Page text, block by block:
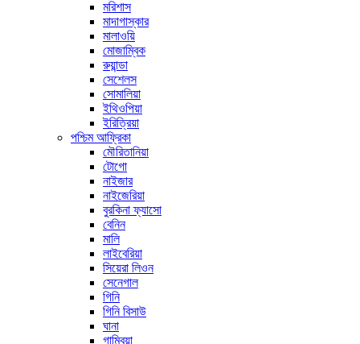
মরিশাস
মাদাগাস্কার
মালাওয়ি
মোজাম্বিক
রুয়ান্ডা
সেশেলস
সোমালিয়া
ইথিওপিয়া
ইরিত্রিয়া
পশ্চিম আফ্রিকা
মৌরিতানিয়া
টোগো
নাইজার
নাইজেরিয়া
বুরকিনা ফ্যাসো
বেনিন
মালি
লাইবেরিয়া
সিয়েরা লিওন
সেনেগাল
গিনি
গিনি বিসাউ
ঘানা
গাম্বিয়া